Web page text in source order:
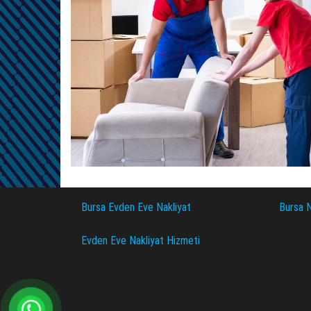
Bursa Evden Eve Nakliyat Bursa
Evden Eve Nakliyat Hizmeti